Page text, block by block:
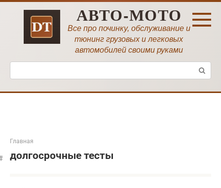
Перейти
АВТО-МОТО
Все про починку, обслуживание и
тюнинг грузовых и легковых
автомобилей своими руками
Поиск:
Главная
долгосрочные тесты